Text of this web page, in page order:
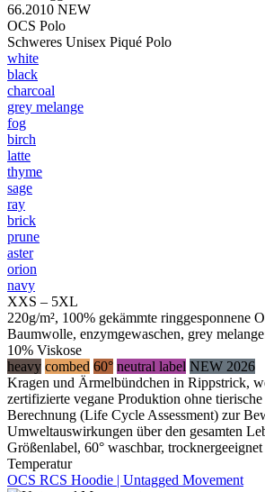
66.2010 NEW
OCS Polo
Schweres Unisex Piqué Polo
white
black
charcoal
grey melange
fog
birch
latte
thyme
sage
ray
brick
prune
aster
orion
navy
XXS – 5XL
220g/m², 100% gekämmte ringgesponnene
Baumwolle, enzymgewaschen, grey
10% Viskose
heavy combed 60° neutral label NEW 2026
Kragen und Ärmelbündchen in Rippstrick,
zertifizierte vegane Produktion ohne
Berechnung (Life Cycle Assessment) zur
Umweltauswirkungen über den gesamten
Größenlabel, 60° waschbar,
Temperatur
OCS RCS Hoodie | Untagged Movement